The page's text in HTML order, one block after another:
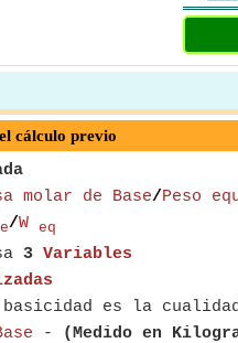
cálculo previo
molar de Base/Peso
/W eq
3 Variables
es la cualidad
- (Medido en